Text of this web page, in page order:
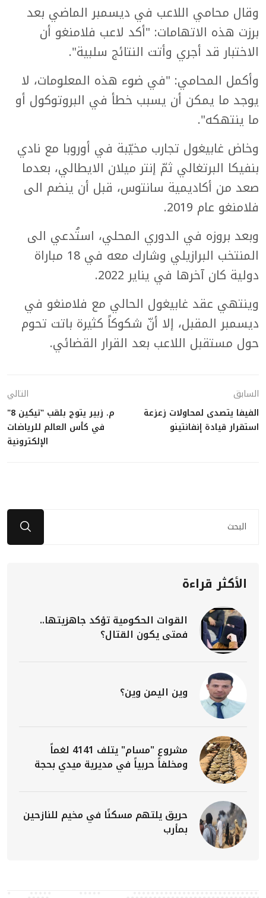
وقال محامي اللاعب في ديسمبر الماضي بعد
برزت هذه الاتهامات: "أكد لاعب فلامنغو أن
الاختبار قد أجري وأتت النتائج سلبية".
وأكمل المحامي: "في ضوء هذه المعلومات، لا
يوجد ما يمكن أن يسبب خطأ في البروتوكول أو
ما ينتهكه".
وخاض غابيغول تجارب مخيّبة في أوروبا مع نادي
بنفيكا البرتغالي ثمّ إنتر ميلان الايطالي، بعدما
صعد من أكاديمية سانتوس، قبل أن ينضم الى
فلامنغو عام 2019.
وبعد بروزه في الدوري المحلي، استُدعي الى
المنتخب البرازيلي وشارك معه في 18 مباراة
دولية كان آخرها في يناير 2022.
وينتهي عقد غابيغول الحالي مع فلامنغو في
ديسمبر المقبل، إلا أنّ شكوكاً كثيرة باتت تحوم
حول مستقبل اللاعب بعد القرار القضائي.
السابق
الفيفا يتصدى لمحاولات زعزعة
استقرار قيادة إنفانتينو
التالي
م. زبير يتوج بلقب "تيكين 8"
في كأس العالم للرياضات
الإلكترونية
الأكثر قراءة
القوات الحكومية تؤكد جاهزيتها..
فمتى يكون القتال؟
وين اليمن وين؟
مشروع "مسام" يتلف 4141 لغماً
ومخلفاً حربياً في مديرية ميدي بحجة
حريق يلتهم مسكنًا في مخيم للنازحين
بمأرب